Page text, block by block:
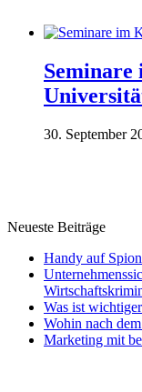
Seminare
30. September
Neueste Beiträge
Handy auf
Was ist
Wohin nach
Marketing mit